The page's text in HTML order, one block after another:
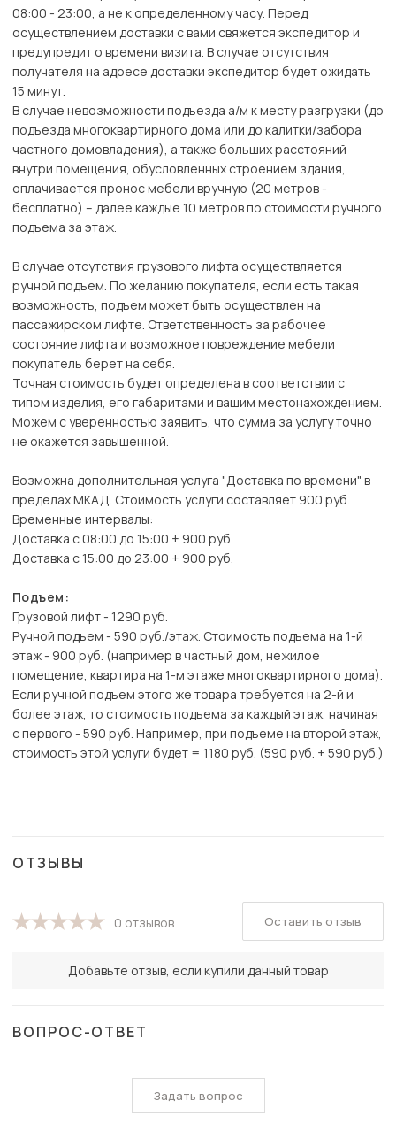
08:00 - 23:00, а не к определенному часу. Перед
осуществлением доставки с вами свяжется экспедитор и
предупредит о времени визита. В случае отсутствия
получателя на адресе доставки экспедитор будет ожидать
15 минут.
В случае невозможности подъезда а/м к месту разгрузки (до
подъезда многоквартирного дома или до калитки/забора
частного домовладения), а также больших расстояний
внутри помещения, обусловленных строением здания,
оплачивается пронос мебели вручную (20 метров -
бесплатно) – далее каждые 10 метров по стоимости ручного
подъема за этаж.
В случае отсутствия грузового лифта осуществляется
ручной подъем. По желанию покупателя, если есть такая
возможность, подъем может быть осуществлен на
пассажирском лифте. Ответственность за рабочее
состояние лифта и возможное повреждение мебели
покупатель берет на себя.
Точная стоимость будет определена в соответствии с
типом изделия, его габаритами и вашим местонахождением.
Можем с уверенностью заявить, что сумма за услугу точно
не окажется завышенной.
Возможна дополнительная услуга "Доставка по времени" в
пределах МКАД. Стоимость услуги составляет 900 руб.
Временные интервалы:
Доставка с 08:00 до 15:00 + 900 руб.
Доставка с 15:00 до 23:00 + 900 руб.
Подъем:
Грузовой лифт - 1290 руб.
Ручной подъем - 590 руб./этаж. Стоимость подъема на 1-й
этаж - 900 руб. (например в частный дом, нежилое
помещение, квартира на 1-м этаже многоквартирного дома).
Если ручной подъем этого же товара требуется на 2-й и
более этаж, то стоимость подъема за каждый этаж, начиная
с первого - 590 руб. Например, при подъеме на второй этаж,
стоимость этой услуги будет = 1180 руб. (590 руб. + 590 руб.)
ОТЗЫВЫ
0 отзывов
Добавьте отзыв, если купили данный товар
Оставить отзыв
ВОПРОС-ОТВЕТ
Задать вопрос